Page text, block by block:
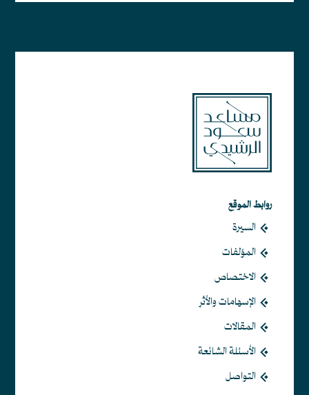
روابط الموقع
السيرة
المؤلفات
الاختصاص
الإسهامات والأثر
المقالات
الأسئلة الشائعة
التواصل